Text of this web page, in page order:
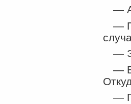
—
—
—
—
—